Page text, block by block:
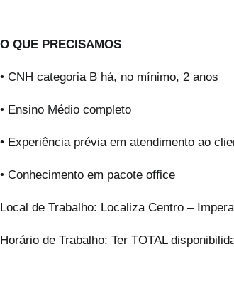
O QUE PRECISAMOS
• CNH categoria B há, no mínimo, 2 anos
• Ensino Médio completo
• Experiência prévia em atendimento ao
• Conhecimento em pacote office
Local de Trabalho: Localiza Centro –
Horário de Trabalho: Ter TOTAL